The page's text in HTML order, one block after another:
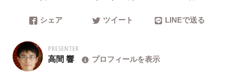
シェア ツイート LINEで送る
PRESENTER
高間 響 プロフィールを表示